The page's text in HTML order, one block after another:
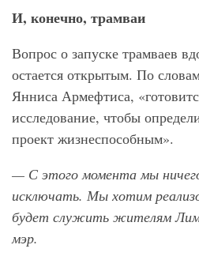
И, конечно, трамваи
Вопрос о запуске трамваев
остается открытым. По
Янниса Армефтиса,
исследование, чтобы
проект жизнеспособным».
— С этого момента мы
исключать. Мы хотим
будет служить жителям
мэр.